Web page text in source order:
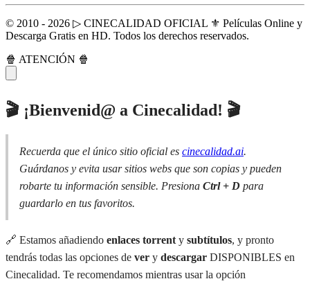
© 2010 - 2026 ▷ CINECALIDAD OFICIAL ⚜️ Películas Online y
Descarga Gratis en HD. Todos los derechos reservados.
🍿 ATENCIÓN 🍿
🎬 ¡Bienvenid@ a Cinecalidad! 🎬
Recuerda que el único sitio oficial es cinecalidad.ai.
Guárdanos y evita usar sitios webs que son copias y pueden
robarte tu información sensible. Presiona Ctrl + D para
guardarlo en tus favoritos.
🔗 Estamos añadiendo enlaces torrent y subtítulos, y pronto
tendrás todas las opciones de ver y descargar DISPONIBLES en
Cinecalidad. Te recomendamos mientras usar la opción